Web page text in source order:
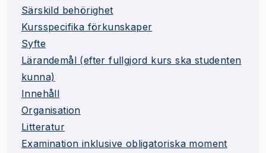
Särskild behörighet
Kursspecifika förkunskaper
Syfte
Lärandemål (efter fullgjord kurs ska studenten
kunna)
Innehåll
Organisation
Litteratur
Examination inklusive obligatoriska moment